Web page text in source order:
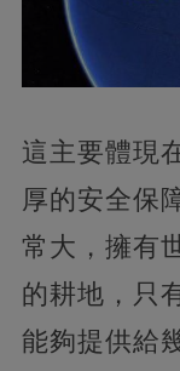
這主要體現
厚的安全保
常大，擁有
的耕地，只
能夠提供給